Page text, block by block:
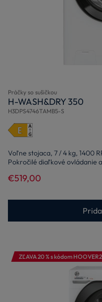
Práčky so sušičkou
H-WASH&DRY 350
H3DPS4746TAMB5-S
Voľne stojaca, 7 / 4 kg, 1400
Pokročilé diaľkové ovládanie
€519,00
ZĽAVA 20 % s kódom